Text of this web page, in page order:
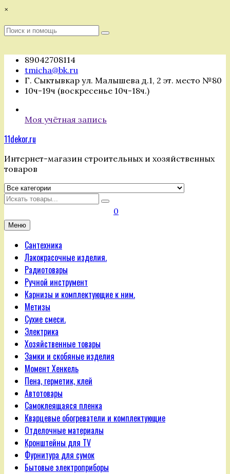
Перейти
содержимому
×
Поиск
Поиск
89042708114
tmicha@bk.ru
Г. Сыктывкар ул. Малышева д.1, 2 эт. место №80
10ч-19ч (воскресенье 10ч-18ч.)
Моя учётная запись
11dekor.ru
Интернет-магазин строительных и хозяйственных
товаров
Искать
0
Меню
Сантехника
Лакокрасочные изделия.
Радиотовары
Ручной инструмент
Карнизы и комплектующие к ним.
Метизы
Сухие смеси.
Электрика
Хозяйственные товары
Замки и скобяные изделия
Момент Хенкель
Пена, герметик, клей
Автотовары
Самоклеящаяся пленка
Кварцевые обогреватели и комплектующие
Отделочные материалы
Кронштейны для TV
Фурнитура для сумок
Бытовые электроприборы